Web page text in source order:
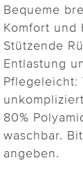
Bequeme
Komfort und
Stützende
Entlastung
Pflegeleicht:
80%
waschbar.
angeben.